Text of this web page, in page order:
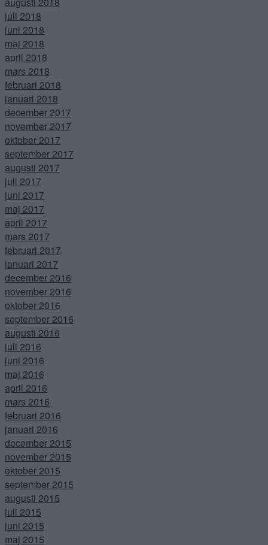
juli 2018
juni 2018
maj 2018
april 2018
mars 2018
februari 2018
januari 2018
december 2017
november 2017
oktober 2017
september 2017
augusti 2017
juli 2017
juni 2017
maj 2017
april 2017
mars 2017
februari 2017
januari 2017
december 2016
november 2016
oktober 2016
september 2016
augusti 2016
juli 2016
juni 2016
maj 2016
april 2016
mars 2016
februari 2016
januari 2016
december 2015
november 2015
oktober 2015
september 2015
augusti 2015
juli 2015
juni 2015
maj 2015